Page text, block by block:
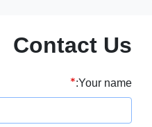
Contact Us
Your name: